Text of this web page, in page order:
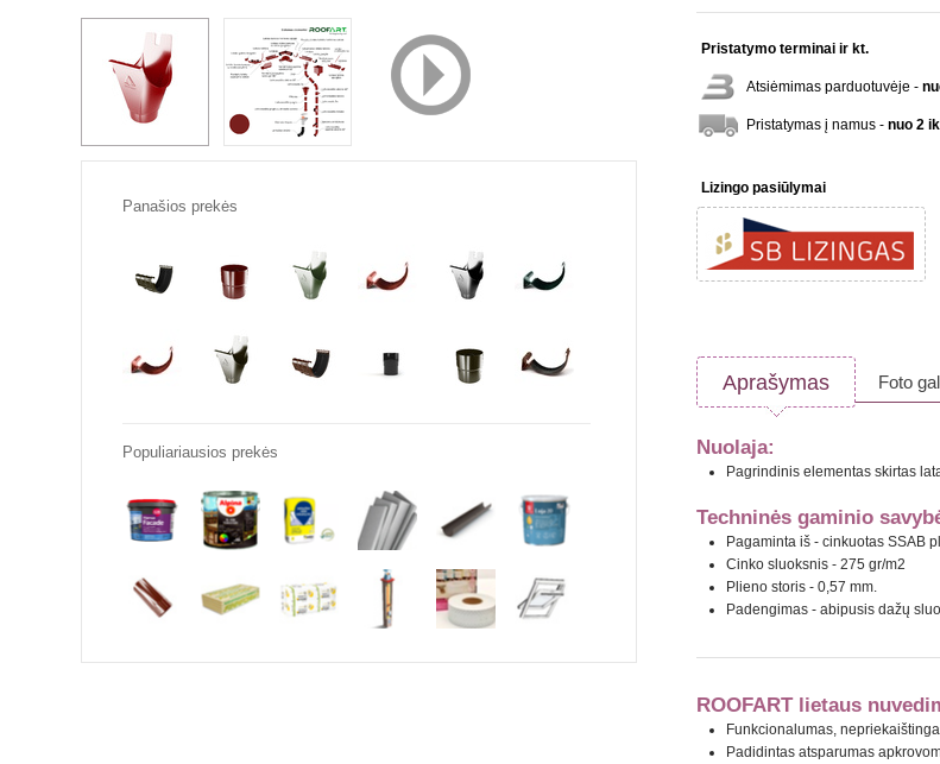
Pristatymo terminai ir kt.
Atsiėmimas parduotuvėje -
Pristatymas į namus - nuo 2
Lizingo pasiūlymai
Aprašymas Foto
Nuolaja:
Pagrindinis elementas skirtas
Techninės gaminio
Pagaminta iš - cinkuotas SSAB
Cinko sluoksnis - 275 gr/m2
Plieno storis - 0,57 mm.
Padengimas - abipusis dažų
ROOFART lietaus
Funkcionalumas,
Padidintas atsparumas
Panašios prekės
Populiariausios prekės